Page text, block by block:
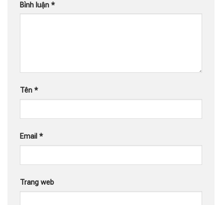
Bình luận *
Tên *
Email *
Trang web